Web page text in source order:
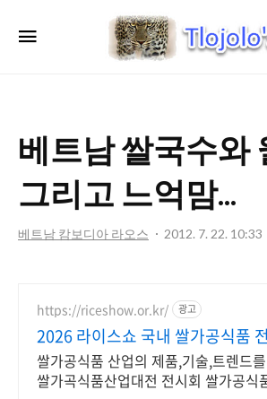
트
로
베트남 쌀국수와
그리고 느억맘...
베트남 캄보디아 라오스 2012. 7. 22. 10:33
https://riceshow.or.kr/ 광고
2026 라이스쇼 국내 쌀가공식품
쌀가공식품 산업의 제품,기술,트렌드
쌀가곡식품산업대전 전시회 쌀가공식